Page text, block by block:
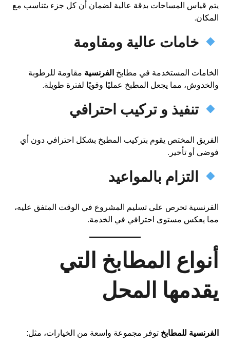
يتم قياس المساحات بدقة عالية لضمان أن كل جزء يتناسب مع
المكان.
خامات عالية ومقاومة
الخامات المستخدمة في مطابخ الفرنسية مقاومة للرطوبة
والخدوش، مما يجعل المطبخ عمليًا وقويًا لفترة طويلة.
تنفيذ و تركيب احترافي
الفريق المختص يقوم بتركيب المطبخ بشكل احترافي دون أي
فوضى أو تأخير.
التزام بالمواعيد
الفرنسية تحرص على تسليم المشروع في الوقت المتفق عليه،
مما يعكس مستوى احترافي في الخدمة.
أنواع المطابخ التي
يقدمها المحل
الفرنسية للمطابخ توفر مجموعة واسعة من الخيارات، مثل: